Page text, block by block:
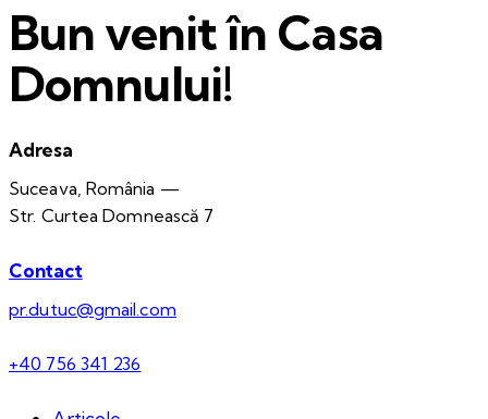
Bun venit în Casa
Domnului!
Adresa
Suceava, România —
Str. Curtea Domnească 7
Contact
pr.dutuc@gmail.com
+40 756 341 236